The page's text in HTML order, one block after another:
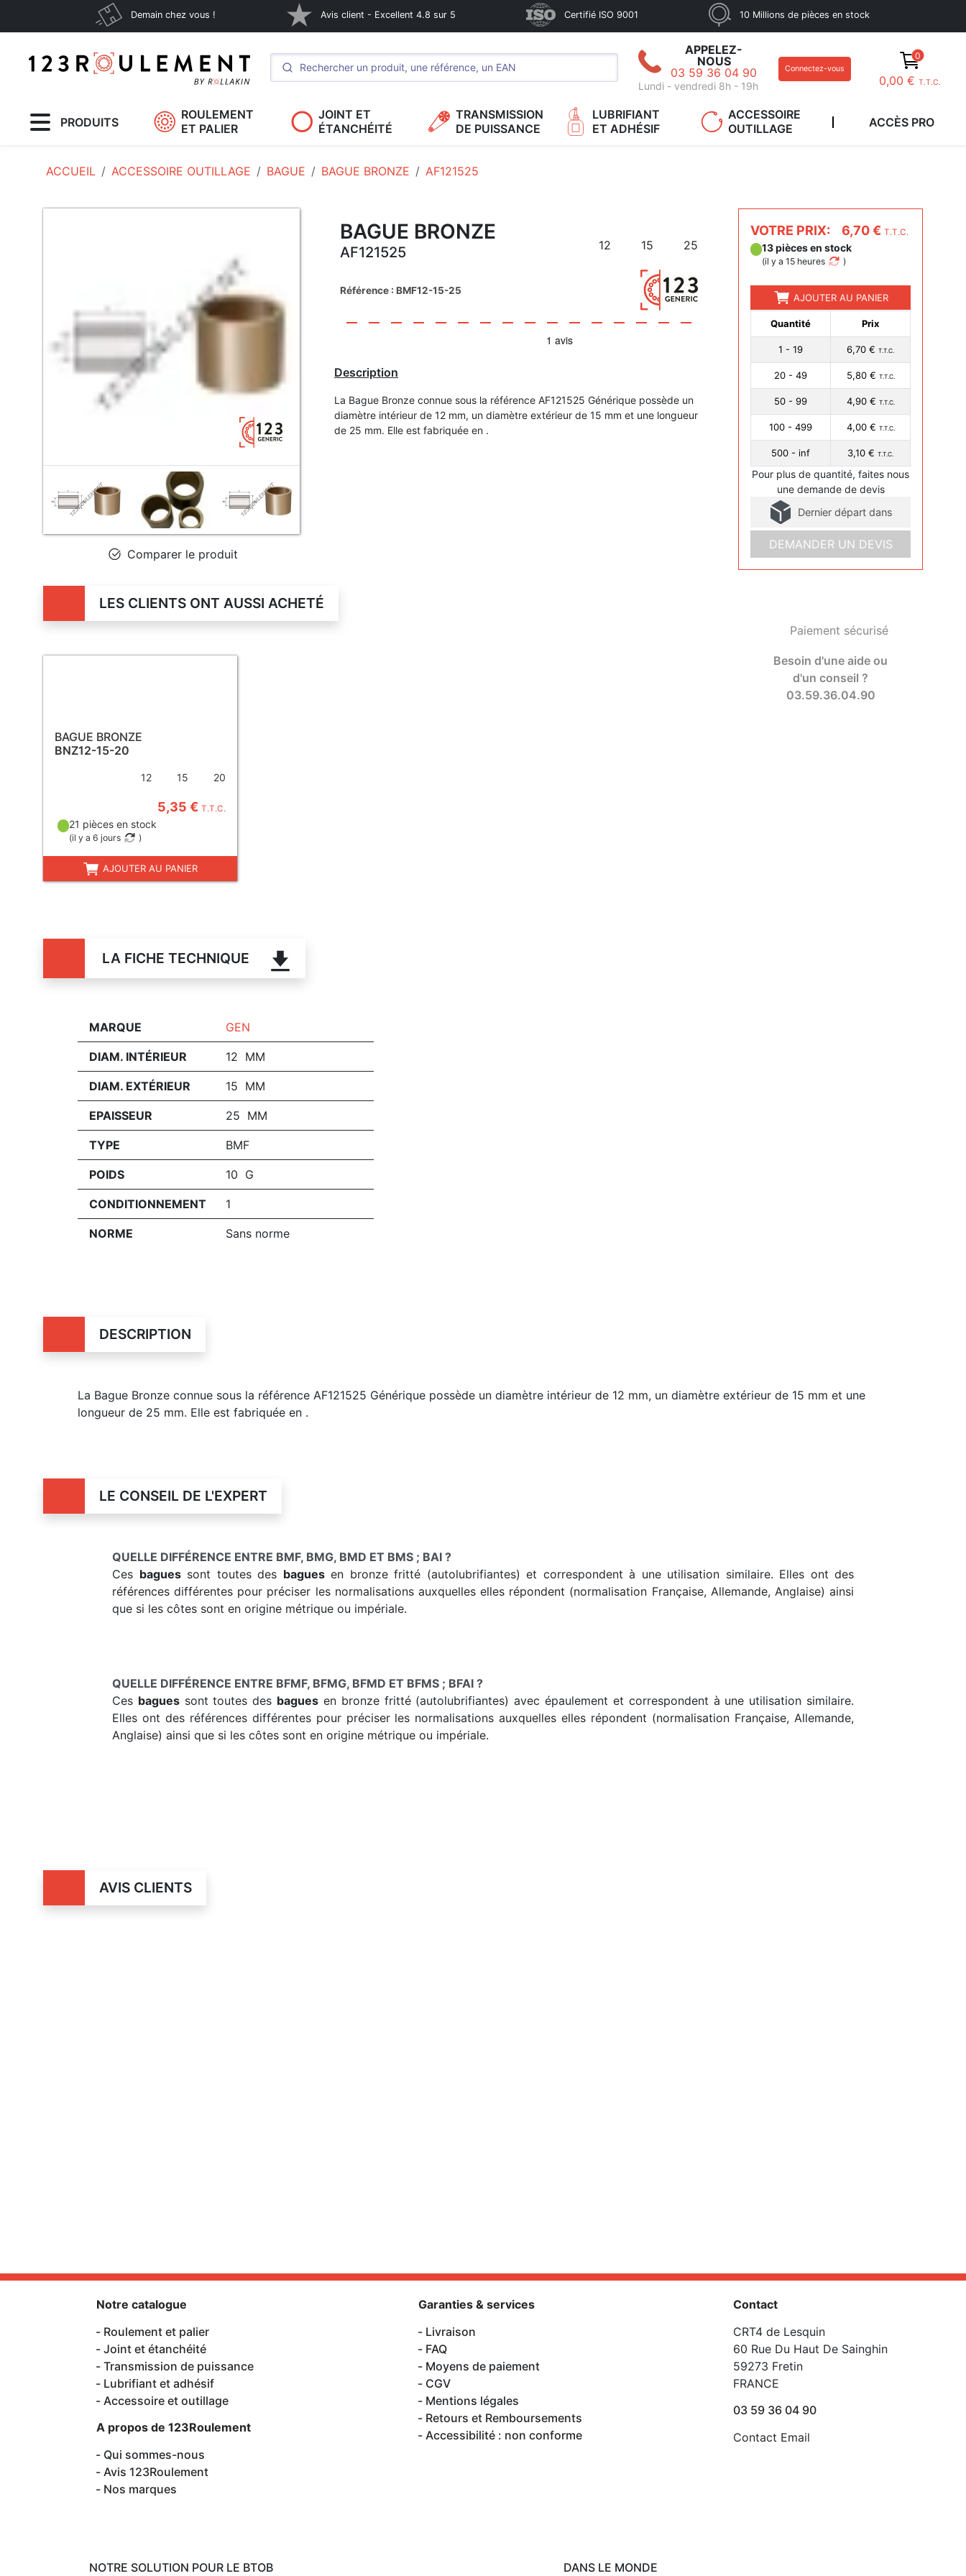
Demain chez vous ! Avis client - Excellent 4.8 sur 5 Certifié ISO 9001 10 Millions de pièces en stock
APPELEZ-
NOUS
03 59 36 04 90
Lundi - vendredi 8h - 19h
Connectez-vous
0
0,00 € T.T.C.
PRODUITS
ROULEMENT
ET PALIER
JOINT ET
ÉTANCHÉITÉ
TRANSMISSION
DE PUISSANCE
LUBRIFIANT
ET ADHÉSIF
ACCESSOIRE
OUTILLAGE
ACCÈS PRO
ACCUEIL ACCESSOIRE OUTILLAGE BAGUE BAGUE BRONZE AF121525
Comparer le produit
BAGUE BRONZE
AF121525 12 15 25
Référence : BMF12-15-25
Description
La Bague Bronze connue sous la référence AF121525 Générique possède un
diamètre intérieur de 12 mm, un diamètre extérieur de 15 mm et une longueur
de 25 mm. Elle est fabriquée en .
VOTRE PRIX: 6,70 € T.T.C.
13 pièces en stock
(il y a 15 heures )
AJOUTER AU PANIER
Quantité Prix
1 - 19 6,70 € T.T.C.
20 - 49 5,80 € T.T.C.
50 - 99 4,90 € T.T.C.
100 - 499 4,00 € T.T.C.
500 - inf 3,10 € T.T.C.
Pour plus de quantité, faites nous
une demande de devis
Dernier départ dans
DEMANDER UN DEVIS
Paiement sécurisé
Besoin d'une aide ou
d'un conseil ?
03.59.36.04.90
LES CLIENTS ONT AUSSI ACHETÉ
BAGUE BRONZE
BNZ12-15-20
12 15 20
5,35 € T.T.C.
21 pièces en stock
(il y a 6 jours )
AJOUTER AU PANIER
LA FICHE TECHNIQUE
MARQUE GEN
DIAM. INTÉRIEUR 12 MM
DIAM. EXTÉRIEUR 15 MM
EPAISSEUR 25 MM
TYPE BMF
POIDS 10 G
CONDITIONNEMENT 1
NORME Sans norme
DESCRIPTION
La Bague Bronze connue sous la référence AF121525 Générique possède un diamètre intérieur de 12 mm, un diamètre extérieur de 15 mm et une
longueur de 25 mm. Elle est fabriquée en .
LE CONSEIL DE L'EXPERT
QUELLE DIFFÉRENCE ENTRE BMF, BMG, BMD ET BMS ; BAI ?
Ces baguessont toutes des baguesen bronze fritté (autolubrifiantes) et correspondent à une utilisation similaire. Elles ont des
références différentes pour préciser les normalisations auxquelles elles répondent (normalisation Française, Allemande, Anglaise) ainsi
que si les côtes sont en origine métrique ou impériale.
QUELLE DIFFÉRENCE ENTRE BFMF, BFMG, BFMD ET BFMS ; BFAI ?
Ces baguessont toutes des bagues en bronze fritté (autolubrifiantes) avec épaulement et correspondent à une utilisation similaire.
Elles ont des références différentes pour préciser les normalisations auxquelles elles répondent (normalisation Française, Allemande,
Anglaise) ainsi que si les côtes sont en origine métrique ou impériale.
AVIS CLIENTS
NOTRE SOLUTION POUR LE BTOB
Notre catalogue
Roulement et palier
Joint et étanchéité
Transmission de puissance
Lubrifiant et adhésif
Accessoire et outillage
A propos de 123Roulement
Qui sommes-nous
Avis 123Roulement
Nos marques
Garanties & services
Livraison
FAQ
Moyens de paiement
CGV
Mentions légales
Retours et Remboursements
Accessibilité : non conforme
Contact
CRT4 de Lesquin
60 Rue Du Haut De Sainghin
59273 Fretin
FRANCE
03 59 36 04 90
Contact Email
DANS LE MONDE